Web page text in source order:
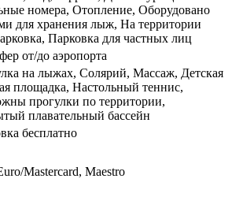
номера, Отопление, Оборудовано
для хранения лыж, На территории
Парковка для частных лиц
от/до аэропорта
на лыжах, Солярий, Массаж, Детская
площадка, Настольный теннис,
прогулки по территории,
плавательный бассейн
бесплатно
Mastercard, Maestro